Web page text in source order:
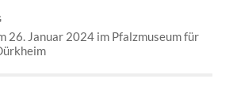
26. Januar 2024 im Pfalzmuseum für